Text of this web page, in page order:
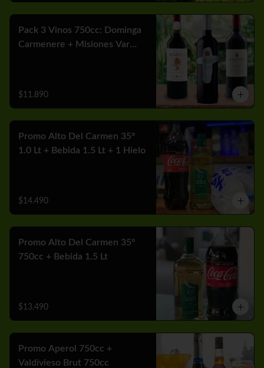
Pack 3 Vinos 750cc: Dominga
Carmenere + Misiones Var
$11.890
Promo Alto Del Carmen 35°
1.0 Lt + Bebida 1.5 Lt + 1 Hielo
$14.490
Promo Alto Del Carmen 35°
750cc + Bebida 1.5 Lt
$13.490
Promo Aperol 750cc +
Valdivieso Brut 750cc